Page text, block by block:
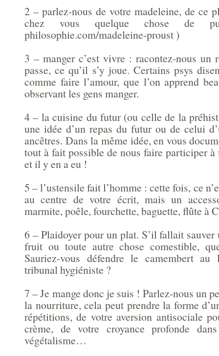
2 – parlez-nous de votre madeleine, de ce
chez vous quelque chose de
philosophie.com/madeleine-proust )
3 – manger c’est vivre : racontez-nous un
passe, ce qu’il s’y joue. Certains psys
comme faire l’amour, que l’on apprend
observant les gens manger.
4 – la cuisine du futur (ou celle de la
une idée d’un repas du futur ou de celui
ancêtres. Dans la même idée, en vous
tout à fait possible de nous faire participer à
et il y en a eu !
5 – l’ustensile fait l’homme : cette fois, ce
au centre de votre écrit, mais un
marmite, poêle, fourchette, baguette, flûte à
6 – Plaidoyer pour un plat. S’il fallait
fruit ou toute autre chose comestible,
Sauriez-vous défendre le camembert
tribunal hygiéniste ?
7 – Je mange donc je suis ! Parlez-nous un
la nourriture, cela peut prendre la forme
répétitions, de votre aversion antisociale
crème, de votre croyance profonde
végétalisme…